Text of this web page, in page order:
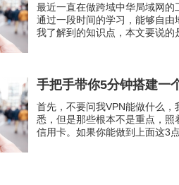
最近一直在做跨域中华局域网
通过一段时间的学习，能够自
我了解到的知识点，本文要说的
手把手带你5分钟搭建一
首先，不要问我VPN能做什么
悉，但是那些根本不是重点，
信用卡。如果你能做到上面这3